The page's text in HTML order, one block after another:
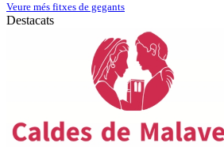
Veure més fitxes de gegants
Destacats